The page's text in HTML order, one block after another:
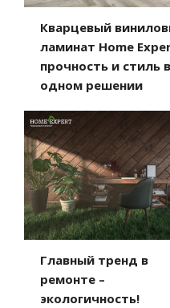
Кварцевый
ламинат Home
прочность и стиль в
одном решении
Главный тренд в
ремонте –
экологичность!